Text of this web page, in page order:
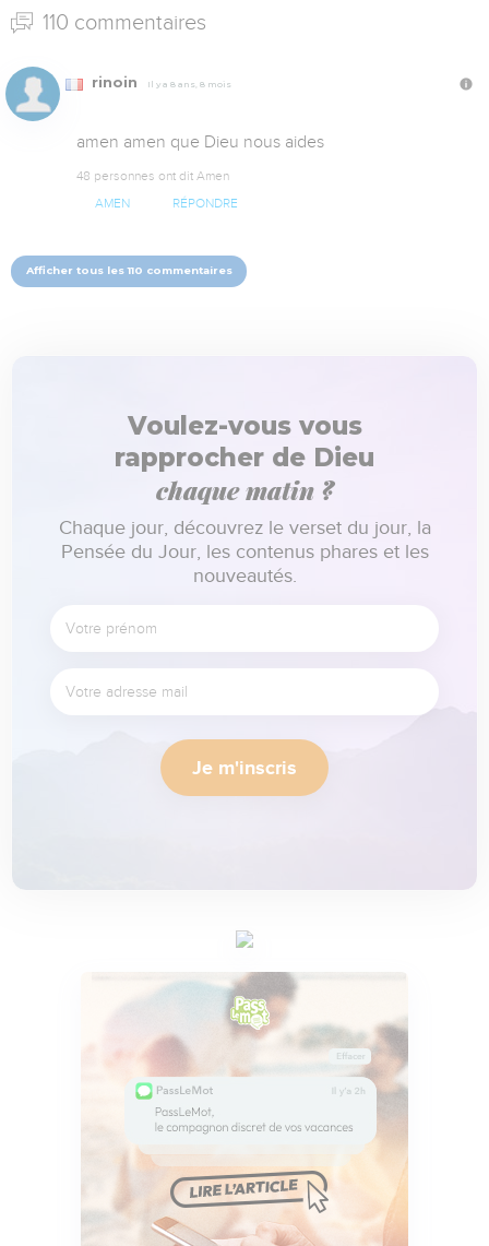
110 commentaires
rinoin Il y a 8 ans, 8 mois
amen amen que Dieu nous aides
48 personnes ont dit Amen
AMEN RÉPONDRE
Afficher tous les 110 commentaires
Voulez-vous vous
rapprocher de Dieu
chaque matin ?
Chaque jour, découvrez le verset du jour, la
Pensée du Jour, les contenus phares et les
nouveautés.
Je m'inscris